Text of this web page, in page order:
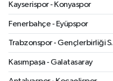
Kayserispor - Konyaspor
Fenerbahçe - Eyüpspor
Trabzonspor - Gençlerbirliği
Kasımpaşa - Galatasaray